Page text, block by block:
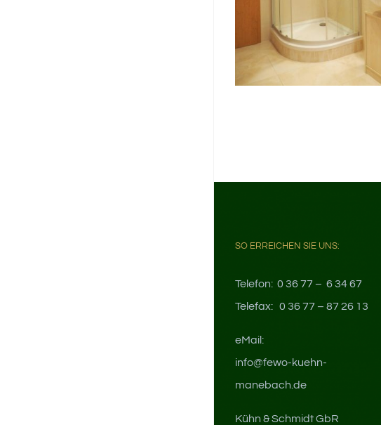
SO ERREICHEN SIE UNS:
Telefon: 0 36 77 – 6 34 67
Telefax: 0 36 77 – 87 26 13
eMail:
info@fewo-kuehn-
manebach.de
Kühn & Schmidt GbR